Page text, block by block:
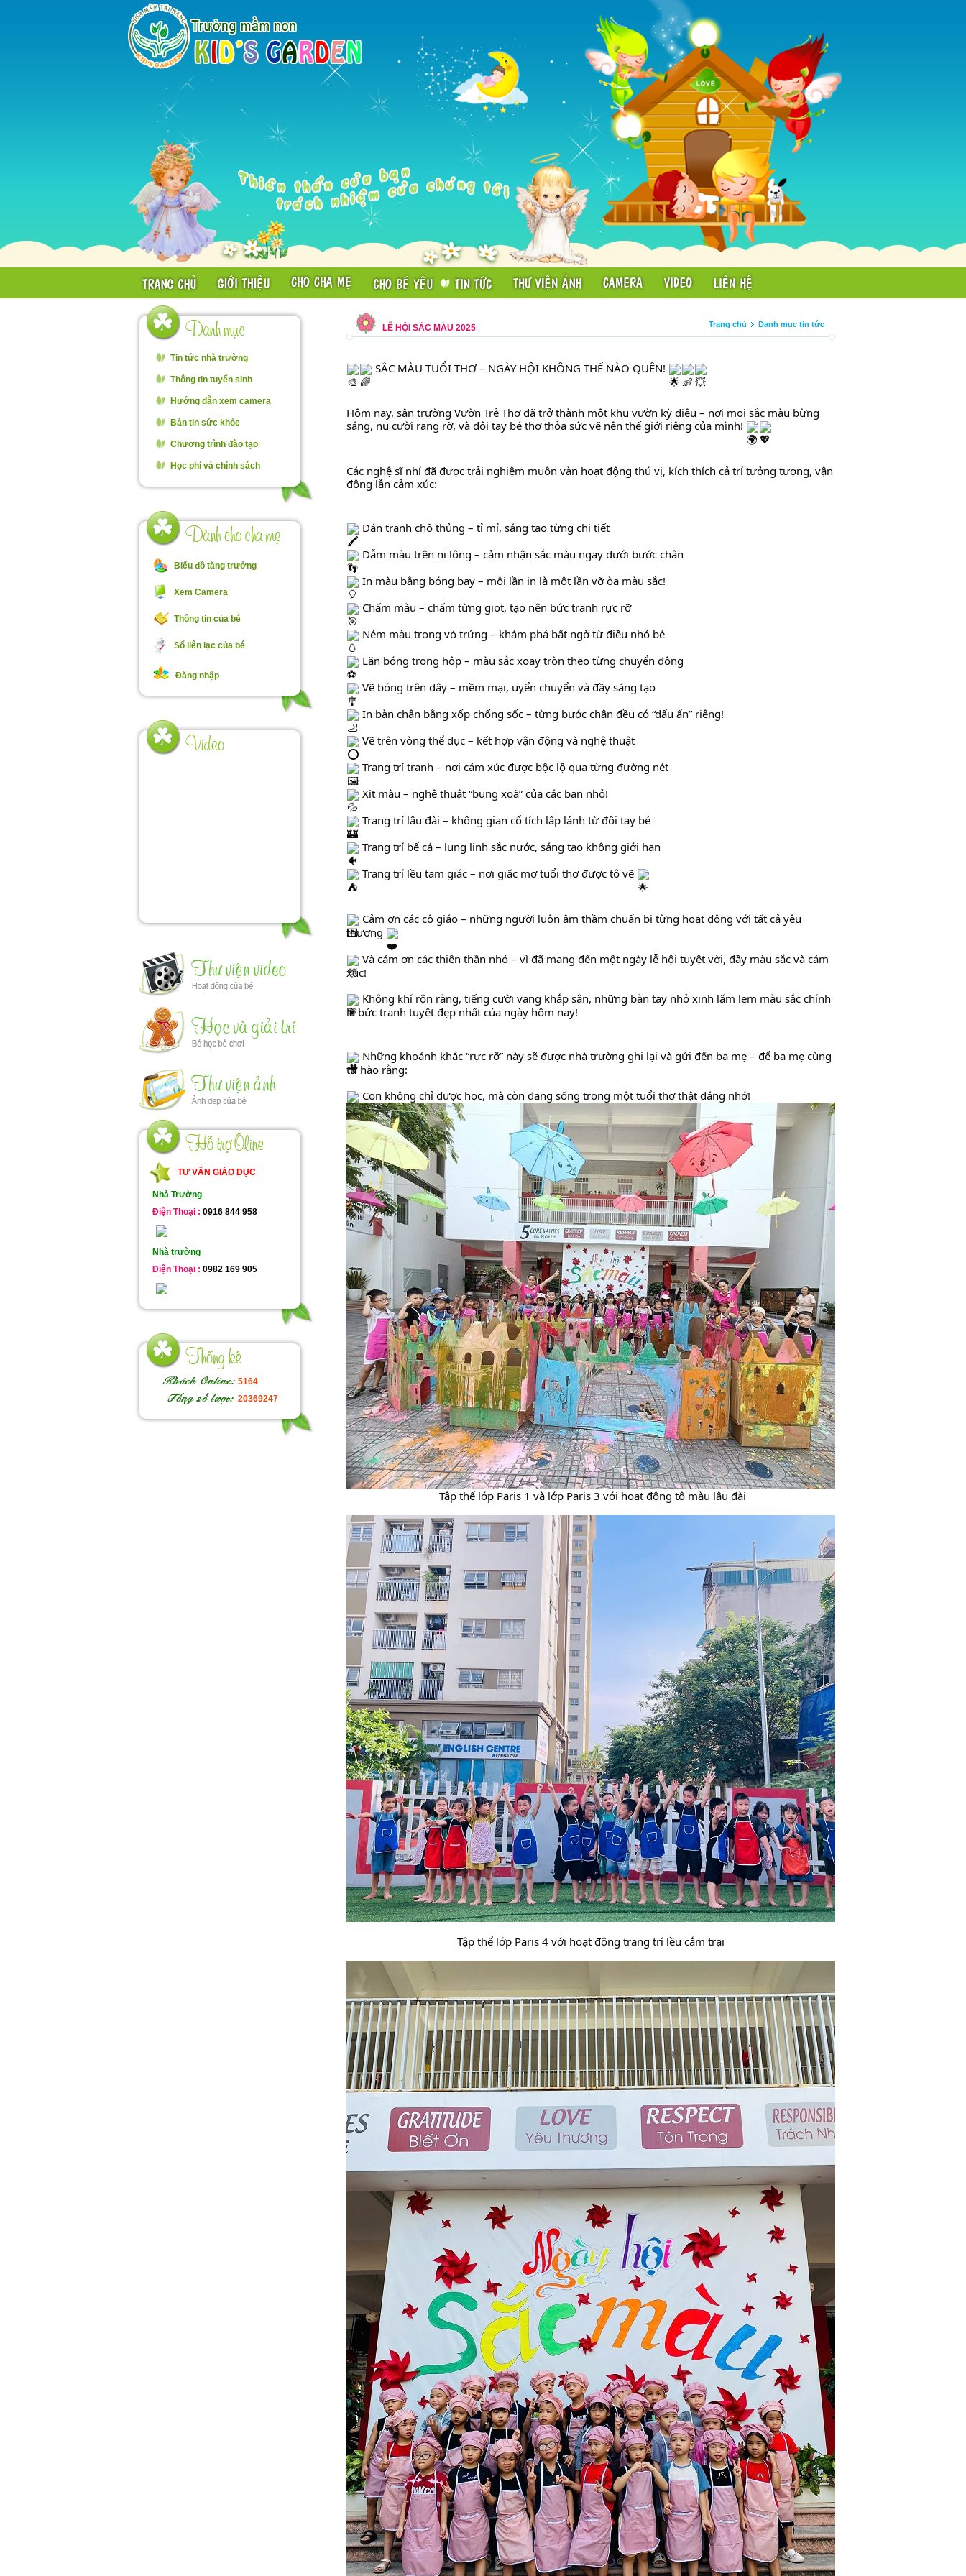
Tin tức nhà trường
Thông tin tuyển sinh
Hướng dẫn xem camera
Bản tin sức khỏe
Chương trình đào tạo
Học phí và chính sách
Biểu đồ tăng trưởng
Xem Camera
Thông tin của bé
Sổ liên lạc của bé
Đăng nhập
TƯ VẤN GIÁO DỤC
Nhà Trường
Điện Thoại : 0916 844 958
Nhà trường
Điện Thoại : 0982 169 905
5164
20369247
LỄ HỘI SẮC MÀU 2025 Trang chủ Danh mục tin tức
SẮC MÀU TUỔI THƠ – NGÀY HỘI KHÔNG THỂ NÀO QUÊN!
Hôm nay, sân trường Vườn Trẻ Thơ đã trở thành một khu vườn kỳ diệu – nơi mọi sắc màu bừng
sáng, nụ cười rạng rỡ, và đôi tay bé thơ thỏa sức vẽ nên thế giới riêng của mình!
Các nghệ sĩ nhí đã được trải nghiệm muôn vàn hoạt động thú vị, kích thích cả trí tưởng tượng, vận
động lẫn cảm xúc:
Dán tranh chỗ thủng – tỉ mỉ, sáng tạo từng chi tiết
Dẫm màu trên ni lông – cảm nhận sắc màu ngay dưới bước chân
In màu bằng bóng bay – mỗi lần in là một lần vỡ òa màu sắc!
Chấm màu – chấm từng giọt, tạo nên bức tranh rực rỡ
Ném màu trong vỏ trứng – khám phá bất ngờ từ điều nhỏ bé
Lăn bóng trong hộp – màu sắc xoay tròn theo từng chuyển động
Vẽ bóng trên dây – mềm mại, uyển chuyển và đầy sáng tạo
In bàn chân bằng xốp chống sốc – từng bước chân đều có “dấu ấn” riêng!
Vẽ trên vòng thể dục – kết hợp vận động và nghệ thuật
Trang trí tranh – nơi cảm xúc được bộc lộ qua từng đường nét
Xịt màu – nghệ thuật “bung xoã” của các bạn nhỏ!
Trang trí lâu đài – không gian cổ tích lấp lánh từ đôi tay bé
Trang trí bể cá – lung linh sắc nước, sáng tạo không giới hạn
Trang trí lều tam giác – nơi giấc mơ tuổi thơ được tô vẽ
Cảm ơn các cô giáo – những người luôn âm thầm chuẩn bị từng hoạt động với tất cả yêu
thương
Và cảm ơn các thiên thần nhỏ – vì đã mang đến một ngày lễ hội tuyệt vời, đầy màu sắc và cảm
xúc!
Không khí rộn ràng, tiếng cười vang khắp sân, những bàn tay nhỏ xinh lấm lem màu sắc chính
là bức tranh tuyệt đẹp nhất của ngày hôm nay!
Những khoảnh khắc “rực rỡ” này sẽ được nhà trường ghi lại và gửi đến ba mẹ – để ba mẹ cùng
tự hào rằng:
Tập thể lớp Paris 1 và lớp Paris 3 với hoạt động tô màu lâu đài
Tập thể lớp Paris 4 với hoạt động trang trí lều cắm trại